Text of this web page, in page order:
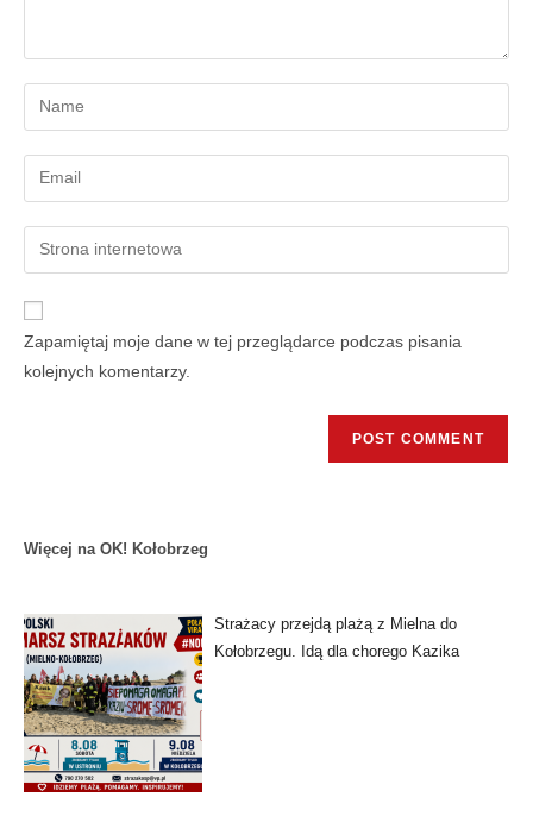
Zapamiętaj moje dane w tej przeglądarce podczas pisania
kolejnych komentarzy.
Więcej na OK! Kołobrzeg
Strażacy przejdą plażą z Mielna do
Kołobrzegu. Idą dla chorego Kazika